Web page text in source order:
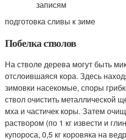
подготовка сливы к зиме
Побелка стволов
На стволе дерева могут быть
отслоившаяся кора. Здесь
зимовки насекомые, споры
ствол очистить металлической
мха и частичек коры. Затем
раствором (по 1 кг извести и
купороса, 0,5 кг коровяка на